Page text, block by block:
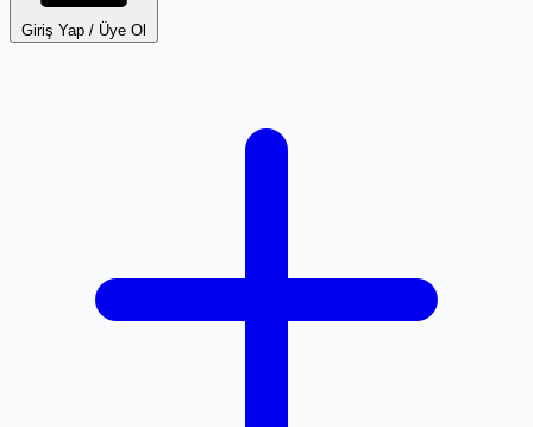
Giriş Yap / Üye Ol